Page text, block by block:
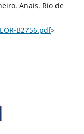
Anais. Rio de
B2756.pdf>